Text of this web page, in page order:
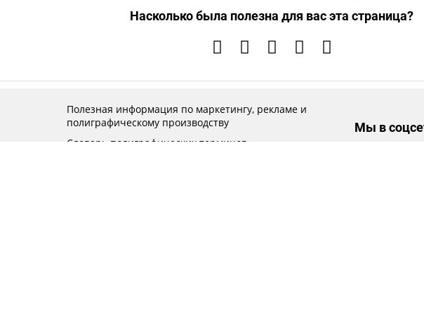
Насколько была полезна для вас эта страница?
Полезная информация по маркетингу, рекламе и
полиграфическому производству
Словарь полиграфических терминов
Мы в